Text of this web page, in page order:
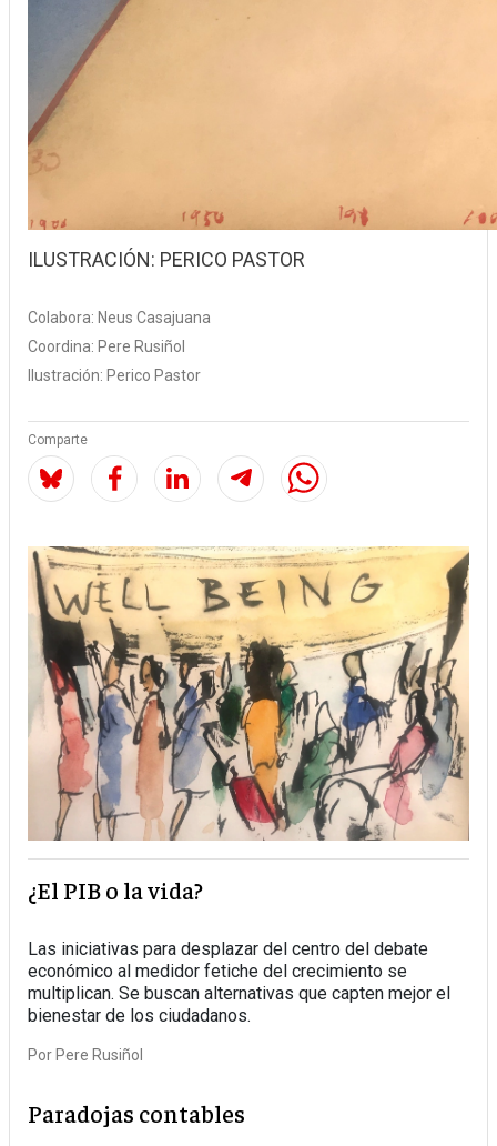
ILUSTRACIÓN: PERICO PASTOR
Colabora: Neus Casajuana
Coordina: Pere Rusiñol
Ilustración: Perico Pastor
Comparte
Image
¿El PIB o la vida?
Las iniciativas para desplazar del centro del debate
económico al medidor fetiche del crecimiento se
multiplican. Se buscan alternativas que capten mejor el
bienestar de los ciudadanos.
Por Pere Rusiñol
Paradojas contables